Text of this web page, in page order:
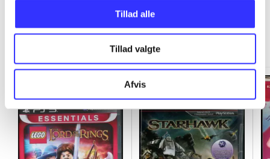
Tillad alle
Tillad valgte
Afvis
Minder om